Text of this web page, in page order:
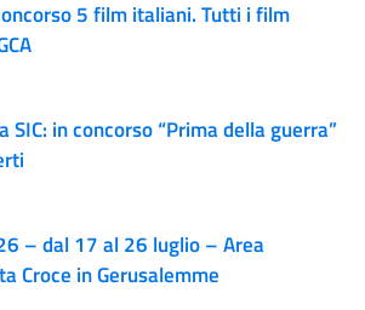
5 film italiani. Tutti i film
SIC: in concorso “Prima della guerra”
– dal 17 al 26 luglio – Area
Croce in Gerusalemme